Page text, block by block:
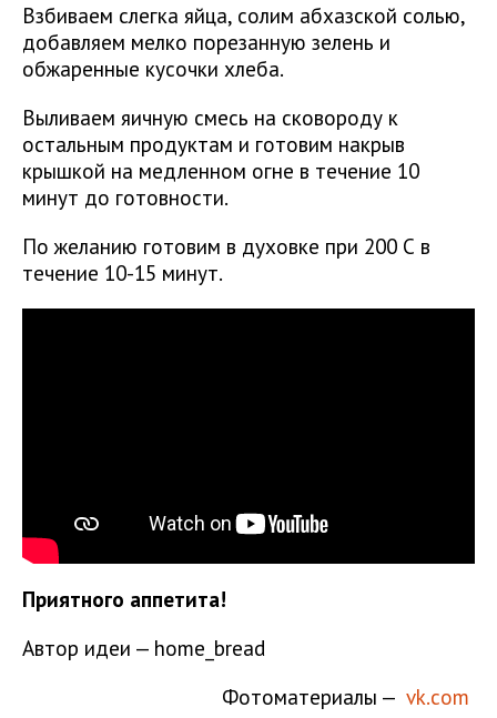
Взбиваем слегка яйца, солим абхазской солью,
добавляем мелко порезанную зелень и
обжаренные кусочки хлеба.
Выливаем яичную смесь на сковороду к
остальным продуктам и готовим накрыв
крышкой на медленном огне в течение 10
минут до готовности.
По желанию готовим в духовке при 200 С в
течение 10-15 минут.
Приятного аппетита!
Автор идеи — home_bread
Фотоматериалы — vk.com